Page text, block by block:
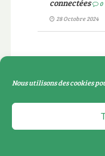
Nous utilisons des cookies
connectées
0
28 Octobre 2024
Catégories